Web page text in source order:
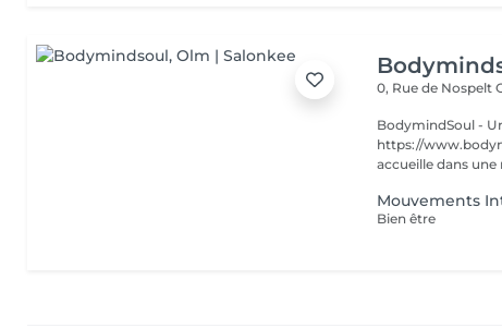
0, Rue de Nospelt
BodymindSoul -
https://
accueille dans
Mouvements
Bien être